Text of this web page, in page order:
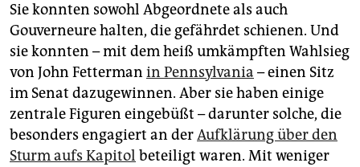
Sie konnten sowohl Abgeordnete als auch
Gouverneure halten, die gefährdet schienen. Und
sie konnten – mit dem heiß umkämpften Wahlsieg
von John Fetterman in Pennsylvania – einen Sitz
im Senat dazugewinnen. Aber sie haben einige
zentrale Figuren eingebüßt – darunter solche, die
besonders engagiert an derAufklärung über den
Sturm aufs Kapitol beteiligt waren. Mit weniger